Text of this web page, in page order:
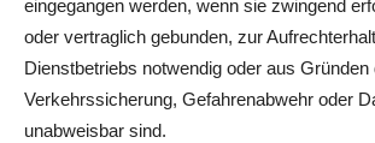
eingegangen werden, wenn sie zwingend
oder vertraglich gebunden, zur
Dienstbetriebs notwendig oder aus Gründen
Verkehrssicherung, Gefahrenabwehr oder
unabweisbar sind.